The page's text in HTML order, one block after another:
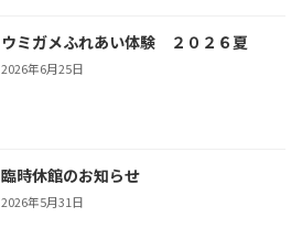
ウミガメふれあい体験 ２０２６夏
2026年6月25日
臨時休館のお知らせ
2026年5月31日